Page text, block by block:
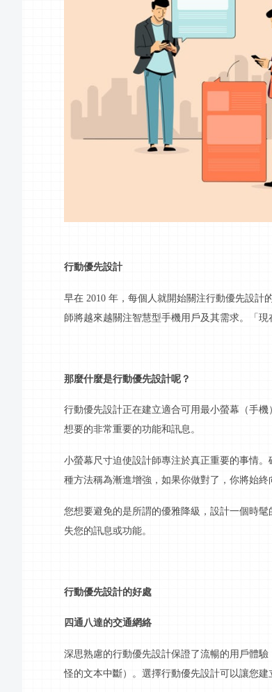
行動優先設計
早在 2010 年，每個人就開始關注行動優先設計
師將越來越關注智慧型手機用戶及其需求。「現
那麼什麼是行動優先設計呢？
行動優先設計正在建立適合可用最小螢幕 （手
想要的非常重要的功能和訊息。
小螢幕 尺寸迫使設計師專注於真正重要的事情
種方法稱為漸進增強，如果你做對了，你將始終
您想要避免的是所謂的優雅降級，設計一個時
失您的訊息或功能。
行動優先設計的好處
四通八達的交通網絡
深思熟慮的行動優先設計保證了流暢的用戶體
怪的文本中斷）。選擇行動優先設計可以讓您